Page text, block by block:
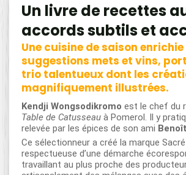
Un livre de recettes
accords subtils et
Une cuisine de saison enrichie
suggestions mets et vins,
trio talentueux dont les
magnifiquement illustrées.
Kendji Wongsodikromo est le chef du
Table de Catusseau à Pomerol. Il y
relevée par les épices de son ami
Ce sélectionneur a créé la marque
respectueuse d’une démarche
travaillant au plus proche des